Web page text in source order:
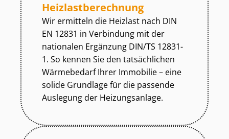
Heiz­last­be­rech­nung
Wir ermitteln die Heizlast nach DIN
EN 12831 in Verbindung mit der
nationalen Ergänzung DIN/TS 12831-
1. So kennen Sie den tatsächlichen
Wärmebedarf Ihrer Immobilie – eine
solide Grundlage für die passende
Auslegung der Heizungsanlage.